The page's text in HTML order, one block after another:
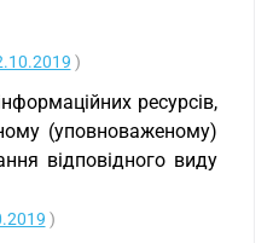
)
ресурсів,
(уповноваженому)
відповідного виду
)